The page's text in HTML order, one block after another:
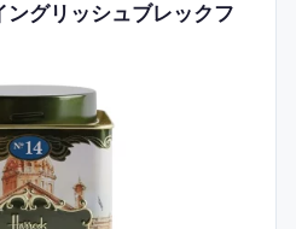
ングリッシュブレックフ